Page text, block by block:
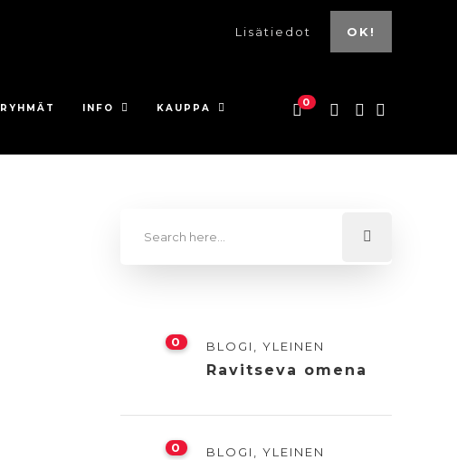
Lisätiedot OK!
RYHMÄT INFO KAUPPA 0
0 BLOGI YLEINEN
Ravitseva omena
0 BLOGI YLEINEN